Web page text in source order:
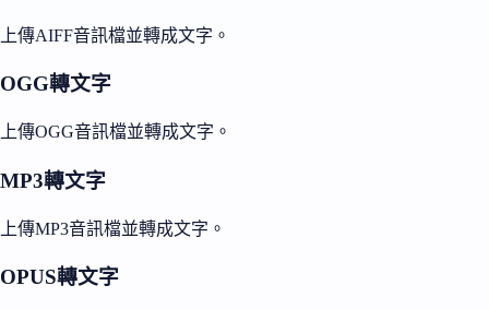
上傳AIFF音訊檔並轉成文字。
OGG轉文字
上傳OGG音訊檔並轉成文字。
MP3轉文字
上傳MP3音訊檔並轉成文字。
OPUS轉文字